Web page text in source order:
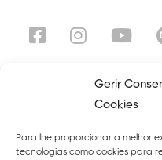
Gerir
Cookies
Para lhe proporcionar a melhor
tecnologias como cookies para
Sobre